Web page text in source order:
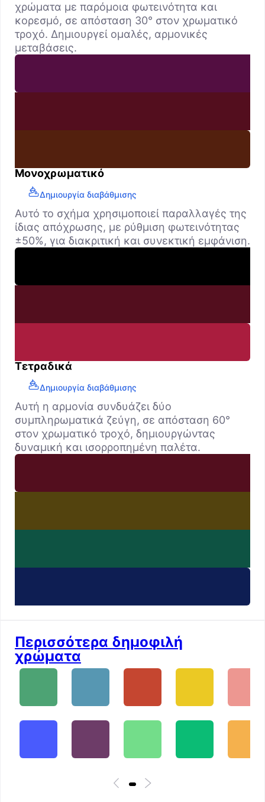
χρώματα με παρόμοια φωτεινότητα και
κορεσμό, σε απόσταση 30° στον χρωματικό
τροχό. Δημιουργεί ομαλές, αρμονικές
μεταβάσεις.
Μονοχρωματικό
Δημιουργία διαβάθμισης
Αυτό το σχήμα χρησιμοποιεί παραλλαγές της
ίδιας απόχρωσης, με ρύθμιση φωτεινότητας
±50%, για διακριτική και συνεκτική εμφάνιση.
Τετραδικά
Δημιουργία διαβάθμισης
Αυτή η αρμονία συνδυάζει δύο
συμπληρωματικά ζεύγη, σε απόσταση 60°
στον χρωματικό τροχό, δημιουργώντας
δυναμική και ισορροπημένη παλέτα.
Περισσότερα δημοφιλή
χρώματα